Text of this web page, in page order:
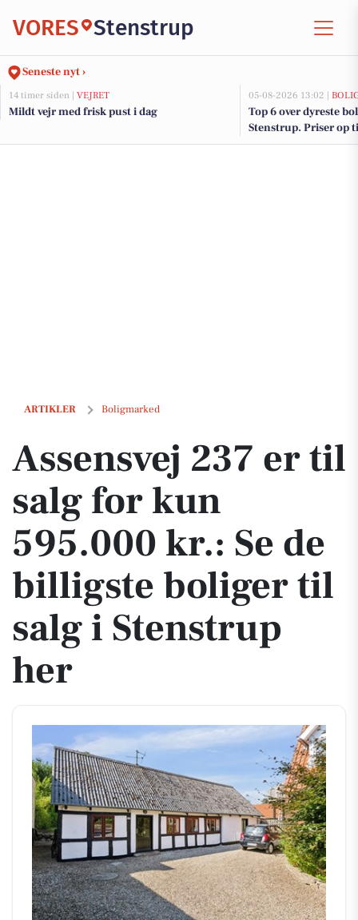
VORES Stenstrup
Seneste nyt ›
14 timer siden | VEJRET
Mildt vejr med frisk pust i dag
05-08-2026 13:02 |
Top 6 over dyreste
Stenstrup. Priser op
ARTIKLER Boligmarked
Assensvej 237 er til salg for kun 595.000 kr.: Se de billigste boliger
Assensvej 237 er til
salg for kun
595.000 kr.: Se de
billigste boliger til
salg i Stenstrup
her